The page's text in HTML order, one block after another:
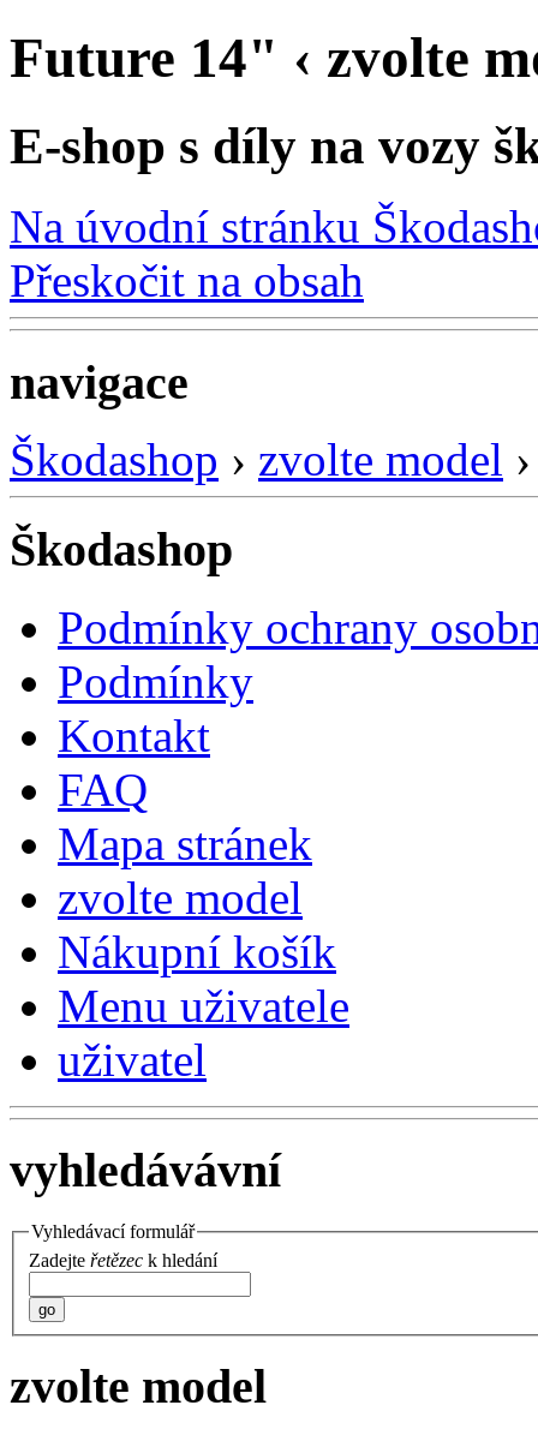
Future 14" ‹ zvolte
E-shop s díly na vozy
Na úvodní stránku
Přeskočit na obsah
navigace
Škodashop › zvolte model
Škodashop
Podmínky ochrany
Podmínky
Kontakt
FAQ
Mapa stránek
zvolte model
Nákupní košík
Menu uživatele
uživatel
vyhledávávní
Vyhledávací formulář
Zadejte řetězec k hledání
go
zvolte model